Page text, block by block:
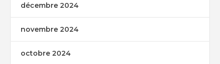
décembre 2024
novembre 2024
octobre 2024